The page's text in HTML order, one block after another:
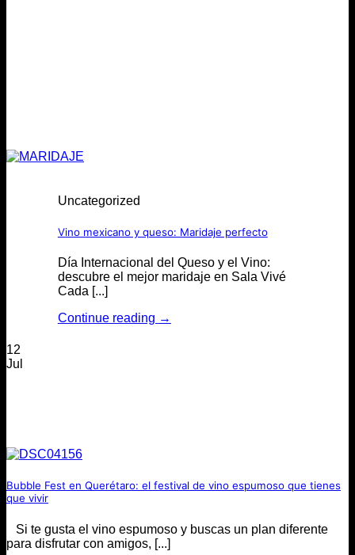
Uncategorized
Vino mexicano y queso: Maridaje perfecto
Día Internacional del Queso y el Vino:
descubre el mejor maridaje en Sala Vivé
Cada [...]
Continue reading →
12
Jul
Bubble Fest en Querétaro: el festival de vino espumoso que tienes
que vivir
Si te gusta el vino espumoso y buscas un plan diferente
para disfrutar con amigos, [...]